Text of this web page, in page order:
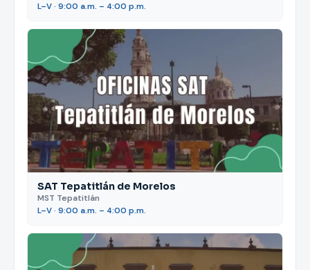
L–V · 9:00 a.m. – 4:00 p.m.
SAT Tepatitlán de Morelos
MST Tepatitlán
L–V · 9:00 a.m. – 4:00 p.m.